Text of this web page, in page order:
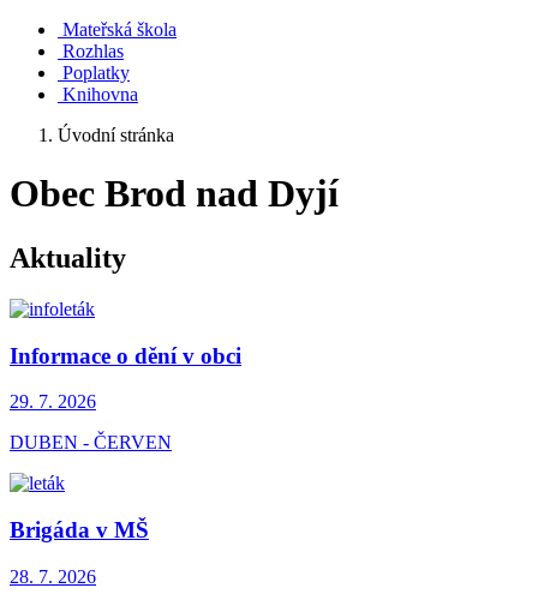
Mateřská škola
Rozhlas
Poplatky
Knihovna
Úvodní stránka
Obec Brod nad Dyjí
Aktuality
Informace o dění v obci
29. 7. 2026
DUBEN - ČERVEN
Brigáda v MŠ
28. 7. 2026